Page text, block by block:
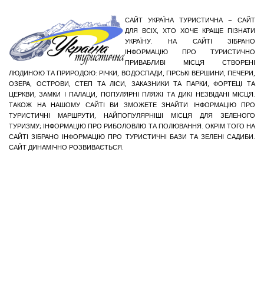
САЙТ УКРАЇНА ТУРИСТИЧНА – САЙТ
ДЛЯ ВСІХ, ХТО ХОЧЕ КРАЩЕ ПІЗНАТИ
УКРАЇНУ. НА САЙТІ ЗІБРАНО
ІНФОРМАЦІЮ ПРО ТУРИСТИЧНО
ПРИВАБЛИВІ МІСЦЯ СТВОРЕНІ
ЛЮДИНОЮ ТА ПРИРОДОЮ: РІЧКИ, ВОДОСПАДИ, ГІРСЬКІ ВЕРШИНИ, ПЕЧЕРИ,
ОЗЕРА, ОСТРОВИ, СТЕП ТА ЛІСИ, ЗАКАЗНИКИ ТА ПАРКИ, ФОРТЕЦІ ТА
ЦЕРКВИ, ЗАМКИ І ПАЛАЦИ, ПОПУЛЯРНІ ПЛЯЖІ ТА ДИКІ НЕЗВІДАНІ МІСЦЯ.
ТАКОЖ НА НАШОМУ САЙТІ ВИ ЗМОЖЕТЕ ЗНАЙТИ ІНФОРМАЦІЮ ПРО
ТУРИСТИЧНІ МАРШРУТИ, НАЙПОПУЛЯРНІШІ МІСЦЯ ДЛЯ ЗЕЛЕНОГО
ТУРИЗМУ; ІНФОРМАЦІЮ ПРО РИБОЛОВЛЮ ТА ПОЛЮВАННЯ. ОКРІМ ТОГО НА
САЙТІ ЗІБРАНО ІНФОРМАЦІЮ ПРО ТУРИСТИЧНІ БАЗИ ТА ЗЕЛЕНІ САДИБИ.
САЙТ ДИНАМІЧНО РОЗВИВАЄТЬСЯ.